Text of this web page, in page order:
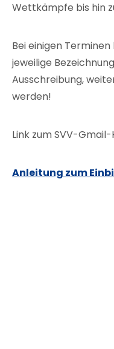
Wettkämpfe bis hin
Bei einigen
jeweilige
Ausschreibung,
werden!
Link zum SVV-
Anleitung zum